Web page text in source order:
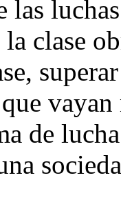
las
clase
de